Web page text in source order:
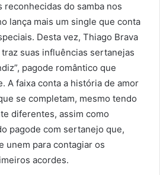
reconhecidas do samba nos
lança mais um single que conta
Desta vez, Thiago Brava
traz suas influências sertanejas
pagode romântico que
A faixa conta a história de amor
se completam, mesmo tendo
diferentes, assim como
pagode com sertanejo que,
unem para contagiar os
acordes.